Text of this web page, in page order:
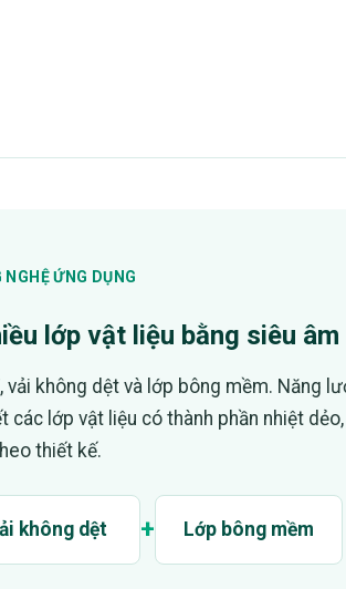
NGHỆ ỨNG DỤNG
lớp vật liệu bằng siêu âm
không dệt và lớp bông mềm. Năng
lớp vật liệu có thành phần nhiệt
thiết kế.
không dệt + Lớp bông mềm